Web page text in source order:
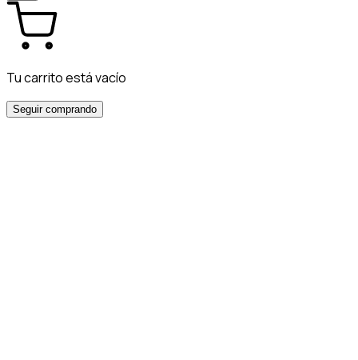
Tu carrito está vacío
Seguir comprando